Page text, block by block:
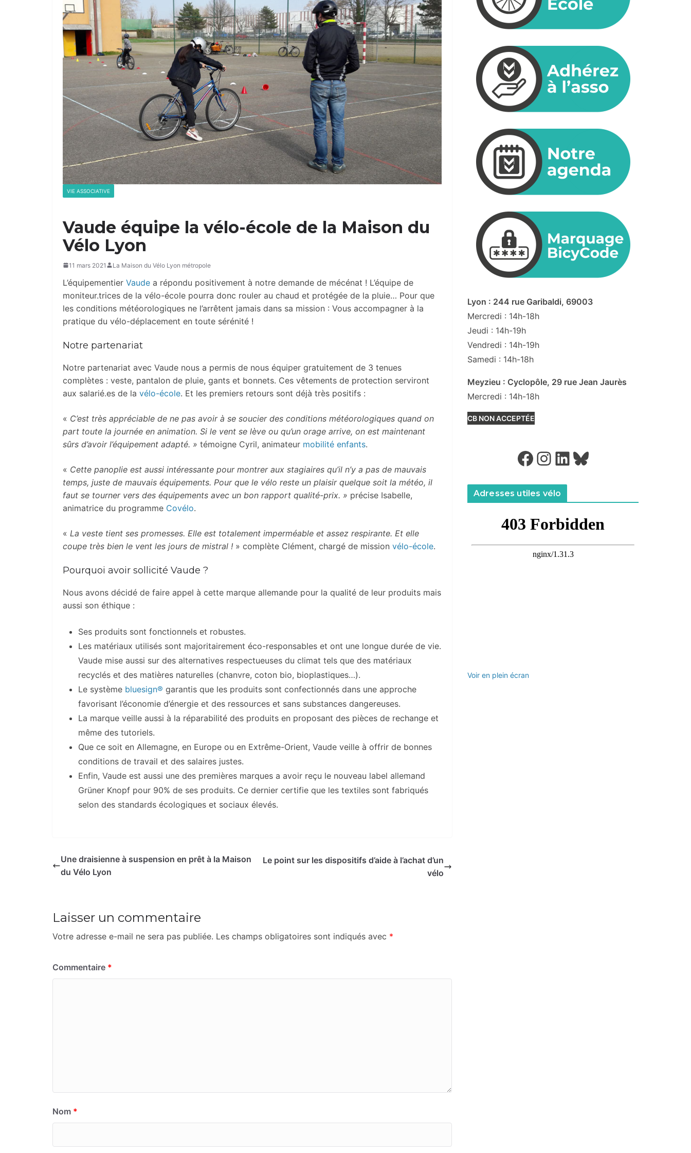
VIE ASSOCIATIVE
Vaude équipe la vélo-école de la Maison du
Vélo Lyon
11 mars 2021 La Maison du Vélo Lyon métropole
L’équipementier Vaude a répondu positivement à notre demande de mécénat ! L’équipe de
moniteur.trices de la vélo-école pourra donc rouler au chaud et protégée de la pluie… Pour que
les conditions météorologiques ne l’arrêtent jamais dans sa mission : Vous accompagner à la
pratique du vélo-déplacement en toute sérénité !
Notre partenariat
Notre partenariat avec Vaude nous a permis de nous équiper gratuitement de 3 tenues
complètes : veste, pantalon de pluie, gants et bonnets. Ces vêtements de protection serviront
aux salarié.es de la vélo-école. Et les premiers retours sont déjà très positifs :
« C’est très appréciable de ne pas avoir à se soucier des conditions météorologiques quand on
part toute la journée en animation. Si le vent se lève ou qu’un orage arrive, on est maintenant
sûrs d’avoir l’équipement adapté. » témoigne Cyril, animateur mobilité enfants.
« Cette panoplie est aussi intéressante pour montrer aux stagiaires qu’il n’y a pas de mauvais
temps, juste de mauvais équipements. Pour que le vélo reste un plaisir quelque soit la météo, il
faut se tourner vers des équipements avec un bon rapport qualité-prix. » précise Isabelle,
animatrice du programme Covélo.
« La veste tient ses promesses. Elle est totalement imperméable et assez respirante. Et elle
coupe très bien le vent les jours de mistral ! » complète Clément, chargé de mission vélo-école.
Pourquoi avoir sollicité Vaude ?
Nous avons décidé de faire appel à cette marque allemande pour la qualité de leur produits mais
aussi son éthique :
Ses produits sont fonctionnels et robustes.
Les matériaux utilisés sont majoritairement éco-responsables et ont une longue durée de vie.
Vaude mise aussi sur des alternatives respectueuses du climat tels que des matériaux
recyclés et des matières naturelles (chanvre, coton bio, bioplastiques…).
Le système bluesign® garantis que les produits sont confectionnés dans une approche
favorisant l’économie d’énergie et des ressources et sans substances dangereuses.
La marque veille aussi à la réparabilité des produits en proposant des pièces de rechange et
même des tutoriels.
Que ce soit en Allemagne, en Europe ou en Extrême-Orient, Vaude veille à offrir de bonnes
conditions de travail et des salaires justes.
Enfin, Vaude est aussi une des premières marques a avoir reçu le nouveau label allemand
Grüner Knopf pour 90% de ses produits. Ce dernier certifie que les textiles sont fabriqués
selon des standards écologiques et sociaux élevés.
Une draisienne à suspension en prêt à la Maison
du Vélo Lyon
Le point sur les dispositifs d’aide à l’achat d’un
vélo
Laisser un commentaire
Votre adresse e-mail ne sera pas publiée. Les champs obligatoires sont indiqués avec *
Commentaire *
Nom *
Lyon : 244 rue Garibaldi, 69003
Mercredi : 14h-18h
Jeudi : 14h-19h
Vendredi : 14h-19h
Samedi : 14h-18h
Meyzieu : Cyclopôle, 29 rue Jean Jaurès
Mercredi : 14h-18h
CB NON ACCEPTÉE
Facebook Instagram LinkedIn Bluesky
Adresses utiles vélo
Voir en plein écran